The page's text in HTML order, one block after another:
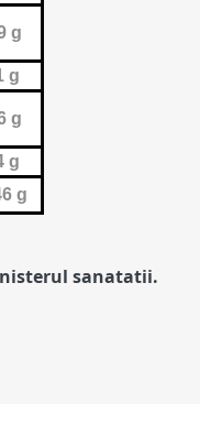
g
g
g
g
g
sanatatii.